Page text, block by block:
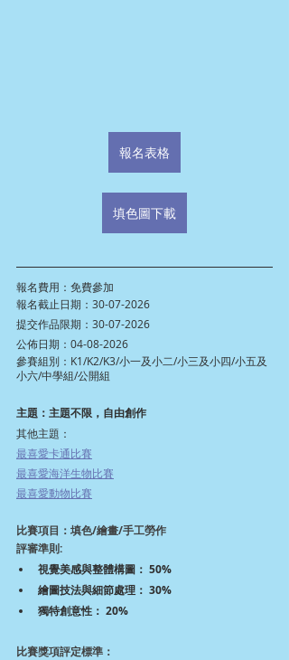
報名表格
填色圖下載
報名費用：免費參加
報名截止日期：30-07-2026
提交作品限期：30-07-2026
公佈日期：04-08-2026
參賽組別：K1/K2/K3/小一及小二/小三及小四/小五及
小六/中學組/公開組
主題：主題不限，自由創作
其他主題：
最喜愛卡通比賽
最喜愛海洋生物比賽
最喜愛動物比賽
比賽項目：填色/繪畫/手工勞作
評審準則:
視覺美感與整體構圖： 50%
繪圖技法與細節處理： 30%
獨特創意性： 20%
比賽獎項評定標準：